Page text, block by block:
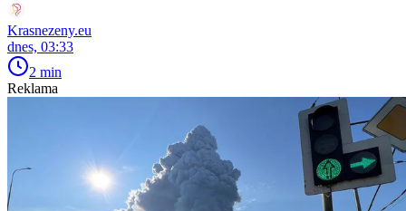
Krasnezeny.eu
dnes, 03:33
2 min
Reklama